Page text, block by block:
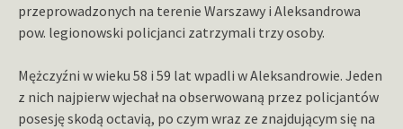
przeprowadzonych na terenie Warszawy i Aleksandrowa
pow. legionowski policjanci zatrzymali trzy osoby.
Mężczyźni w wieku 58 i 59 lat wpadli w Aleksandrowie. Jeden
z nich najpierw wjechał na obserwowaną przez policjantów
posesję skodą octavią, po czym wraz ze znajdującym się na